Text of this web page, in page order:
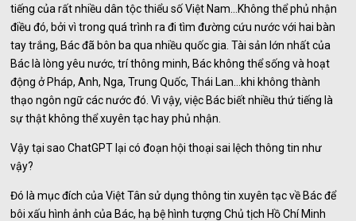
tiếng của rất nhiều dân tộc thiểu số Việt Nam…Không thể phủ nhận
điều đó, bởi vì trong quá trình ra đi tìm đường cứu nước với hai bàn
tay trắng, Bác đã bôn ba qua nhiều quốc gia. Tài sản lớn nhất của
Bác là lòng yêu nước, trí thông minh, Bác không thể sống và hoạt
động ở Pháp, Anh, Nga, Trung Quốc, Thái Lan…khi không thành
thạo ngôn ngữ các nước đó. Vì vậy, việc Bác biết nhiều thứ tiếng là
sự thật không thể xuyên tạc hay phủ nhận.
Vậy tại sao ChatGPT lại có đoạn hội thoại sai lệch thông tin như
vậy?
Đó là mục đích của Việt Tân sử dụng thông tin xuyên tạc về Bác để
bôi xấu hình ảnh của Bác, hạ bệ hình tượng Chủ tịch Hồ Chí Minh